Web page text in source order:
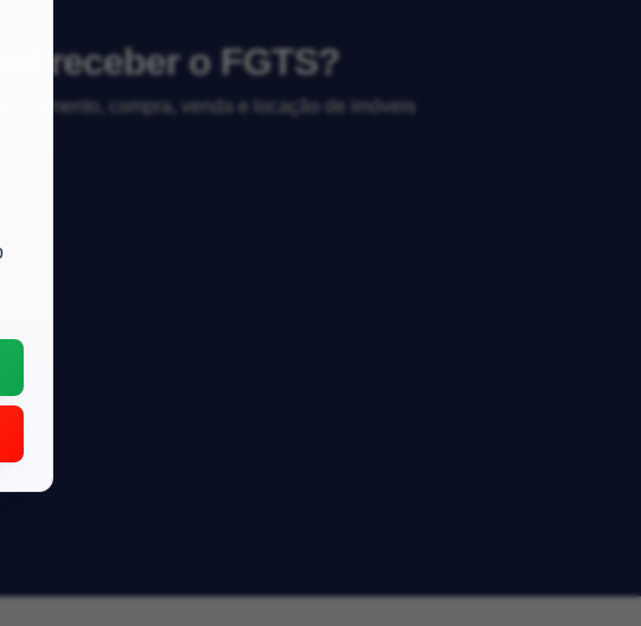
receber o FGTS?
compra, venda e locação de imóveis